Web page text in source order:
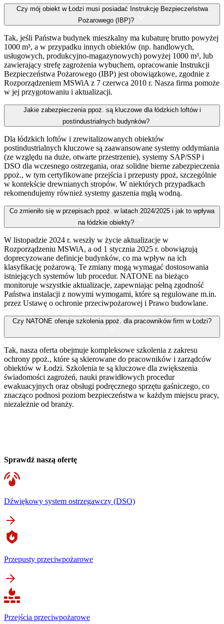
Czy mój obiekt w Łodzi musi posiadać Instrukcję Bezpieczeństwa
Pożarowego (IBP)?
Tak, jeśli Państwa budynek mieszkalny ma kubaturę brutto powyżej
1000 m³, a w przypadku innych obiektów (np. handlowych,
usługowych, produkcyjno-magazynowych) powyżej 1000 m³, lub
zawierający strefę zagrożenia wybuchem, opracowanie Instrukcji
Bezpieczeństwa Pożarowego (IBP) jest obowiązkowe, zgodnie z
Rozporządzeniem MSWiA z 7 czerwca 2010 r. Nasza firma pomoże
w jej przygotowaniu i aktualizacji.
Jakie zabezpieczenia ppoż. są kluczowe dla łódzkich loftów i
postindustrialnych budynków?
Dla łódzkich loftów i zrewitalizowanych obiektów
postindustrialnych kluczowe są zaawansowane systemy oddymiania
(ze względu na duże, otwarte przestrzenie), systemy SAP/SSP i
DSO dla wczesnego ostrzegania, oraz solidne bierne zabezpieczenia
ppoż., w tym certyfikowane przejścia i przepusty ppoż, szczególnie
w kontekście drewnianych stropów. W niektórych przypadkach
rekomendujemy również systemy gaszenia mgłą wodną.
Co zmieniło się w przepisach ppoż. w latach 2024/2025 i jak to wpływa
na łódzkie obiekty?
W listopadzie 2024 r. weszły w życie aktualizacje w
Rozporządzeniu MSWiA, a od 1 stycznia 2025 r. obowiązują
doprecyzowane definicje budynków, co ma wpływ na ich
klasyfikację pożarową. Te zmiany mogą wymagać dostosowania
istniejących systemów lub procedur. NATONE na bieżąco
monitoruje wszystkie aktualizacje, zapewniając pełną zgodność
Państwa instalacji z nowymi wymogami, które są regulowane m.in.
przez Ustawę o ochronie przeciwpożarowej i Prawo budowlane.
Czy NATONE oferuje szkolenia ppoż. dla pracowników firm w Łodzi?
Tak, nasza oferta obejmuje kompleksowe szkolenia z zakresu
ochrony ppoż., które są skierowane do pracowników i zarządców
obiektów w Łodzi. Szkolenia te są kluczowe dla zwiększenia
świadomości zagrożeń, nauki prawidłowych procedur
ewakuacyjnych oraz obsługi podręcznego sprzętu gaśniczego, co
znacząco podnosi poziom bezpieczeństwa w każdym miejscu pracy,
niezależnie od branży.
Sprawdź naszą ofertę
Dźwiękowy system ostrzegawczy (DSO)
Przepusty przeciwpożarowe
Przejścia przeciwpożarowe